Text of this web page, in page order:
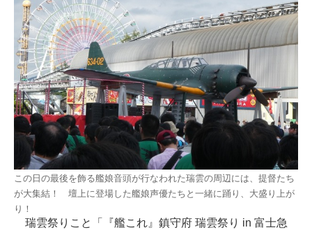
この日の最後を飾る艦娘音頭が行なわれた瑞雲の周辺には、提督たち
が大集結！ 壇上に登場した艦娘声優たちと一緒に踊り、大盛り上が
り！
瑞雲祭りこと「『艦これ』鎮守府 瑞雲祭り in 富士急